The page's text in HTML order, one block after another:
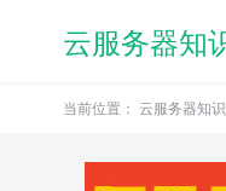
云服务器知
当前位置： 云服务器知识